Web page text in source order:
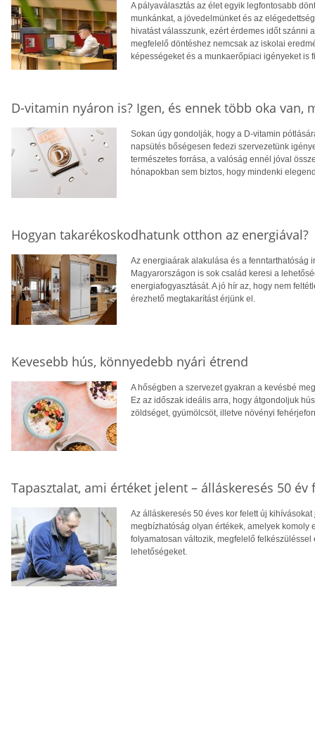
A pályaválasztás az élet egyik legfontosabb
munkánkat, a jövedelmünket és az
hivatást válasszunk, ezért érdemes időt szánni
megfelelő döntéshez nemcsak az iskolai
képességeket és a munkaerőpiaci igényeket is
D-vitamin nyáron is? Igen, és ennek több oka van,
Sokan úgy gondolják, hogy a D-vitamin
napsütés bőségesen fedezi szervezetünk
természetes forrása, a valóság ennél jóval
hónapokban sem biztos, hogy mindenki
Hogyan takarékoskodhatunk otthon az energiával?
Az energiaárak alakulása és a fenntarthatóság
Magyarországon is sok család keresi a
energiafogyasztását. A jó hír az, hogy nem
érezhető megtakarítást érjünk el.
Kevesebb hús, könnyedebb nyári étrend
A hőségben a szervezet gyakran a kevésbé
Ez az időszak ideális arra, hogy átgondoljuk
zöldséget, gyümölcsöt, illetve növényi
Tapasztalat, ami értéket jelent – álláskeresés 50 év
Az álláskeresés 50 éves kor felett új
megbízhatóság olyan értékek, amelyek komoly
folyamatosan változik, megfelelő
lehetőségeket.